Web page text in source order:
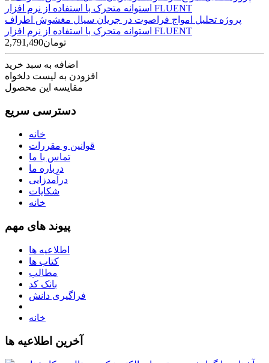
پروژه تحلیل امواج فراصوت در جریان سیال مغشوش اطراف
استوانه متحرک با استفاده از نرم افزار FLUENT
2,791,490تومان
اضافه به سبد خرید
افزودن به لیست دلخواه
مقایسه این محصول
دسترسی سریع
خانه
قوانین و مقررات
تماس با ما
درباره ما
درآمدزایی
شکایات
خانه
پیوند های مهم
اطلاعیه ها
کتاب ها
مطالب
بانک کد
فراگیری دانش
خانه
آخرین اطلاعیه ها